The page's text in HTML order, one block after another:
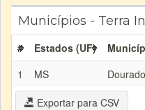
Municípios - Terra
# Estados (UF)
1
MS
Exportar para CSV